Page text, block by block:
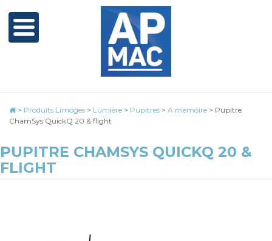
> Produits Limoges > Lumière > Pupitres > A mémoire > Pupitre
ChamSys QuickQ 20 & flight
PUPITRE CHAMSYS QUICKQ 20 &
FLIGHT